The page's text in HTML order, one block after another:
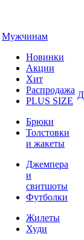
Мужчинам
Новинки
Акции
Хит
Распродажа
PLUS SIZE
Брюки
Толстовки
и жакеты
Джемпера
и
свитшоты
Футболки
Жилеты
Худи